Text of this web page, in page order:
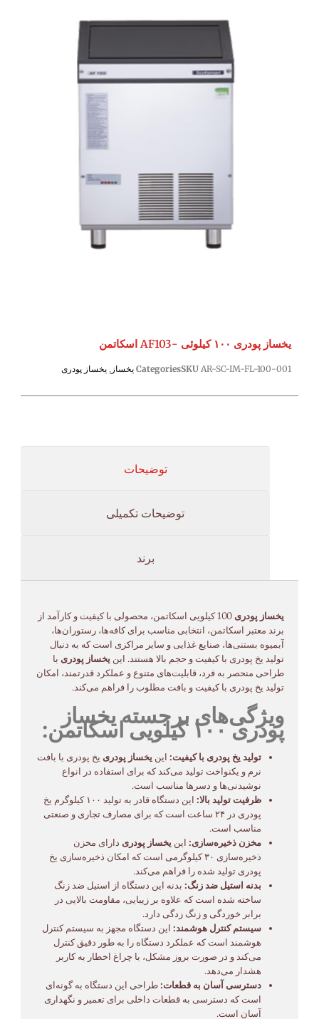
یخساز پودری ۱۰۰ کیلوئی -AF103 اسکاتمن
SKU AR-SC-IM-FL-100-001
Categories یخساز , یخساز پودری
توضیحات
توضیحات تکمیلی
برند
یخساز پودری
100 کیلویی اسکاتمن، محصولی با کیفیت و کارآمد از
برند معتبر اسکاتمن، انتخابی مناسب برای کافه‌ها، رستوران‌ها،
آبمیوه بستنی‌ها، صنایع غذایی و سایر مراکزی است که به دنبال
تولید یخ پودری با کیفیت و حجم بالا هستند. این یخساز پودری با
طراحی منحصر به فرد، قابلیت‌های متنوع و عملکرد قدرتمند، امکان
تولید یخ پودری با کیفیت و بافت مطلوب را فراهم می‌کند.
ویژگی‌های برجسته یخساز
پودری ۱۰۰ کیلویی اسکاتمن:
تولید یخ پودری با کیفیت: این یخساز پودری یخ پودری با بافت
نرم و یکنواخت تولید می‌کند که برای استفاده در انواع
نوشیدنی‌ها و دسرها مناسب است.
ظرفیت تولید بالا:
این دستگاه قادر به تولید ۱۰۰ کیلوگرم یخ
پودری در ۲۴ ساعت است که برای مصارف تجاری و صنعتی
مناسب است.
مخزن ذخیره‌سازی: این یخساز پودری دارای مخزن
ذخیره‌سازی ۳۰ کیلوگرمی است که امکان ذخیره‌سازی یخ
پودری تولید شده را فراهم می‌کند.
بدنه استیل ضد زنگ: بدنه این دستگاه از استیل ضد زنگ
ساخته شده است که علاوه بر زیبایی، مقاومت بالایی در
برابر خوردگی و زنگ زدگی دارد.
سیستم کنترل هوشمند: این دستگاه مجهز به سیستم کنترل
هوشمند است که عملکرد دستگاه را به طور دقیق کنترل
می‌کند و در صورت بروز مشکل، با چراغ اخطار به کاربر
هشدار می‌دهد.
دسترسی آسان به قطعات:طراحی این دستگاه به گونه‌ای
است که دسترسی به قطعات داخلی برای تعمیر و نگهداری
آسان است.